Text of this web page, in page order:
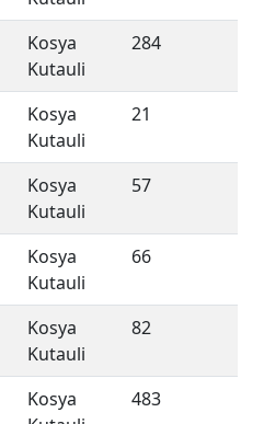
Kosya
Kutauli
284
Kosya
Kutauli
21
Kosya
Kutauli
57
Kosya
Kutauli
66
Kosya
Kutauli
82
Kosya
483